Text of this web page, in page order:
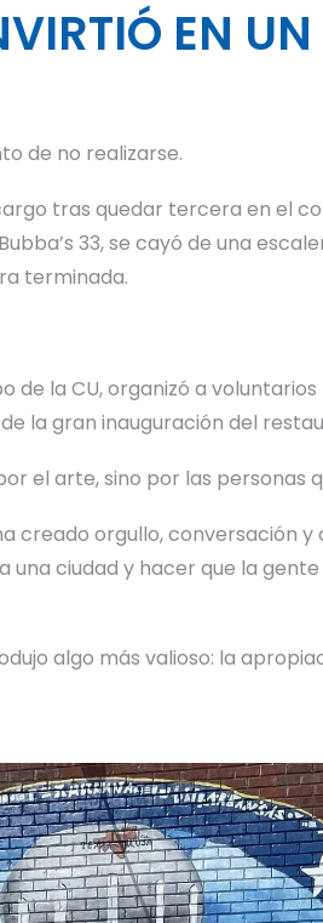
EN
de no realizarse.
tras quedar tercera en el
33, se cayó de una
terminada.
de la CU, organizó a
la gran inauguración del
el arte, sino por las personas
creado orgullo, conversación
ciudad y hacer que la
algo más valioso: la